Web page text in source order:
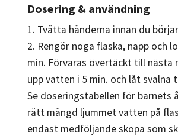
Dosering & användning
1. Tvätta händerna innan du
2. Rengör noga flaska, napp och
min. Förvaras övertäckt till nästa
upp vatten i 5 min. och låt svalna
Se doseringstabellen för barnets
rätt mängd ljummet vatten på
endast medföljande skopa som